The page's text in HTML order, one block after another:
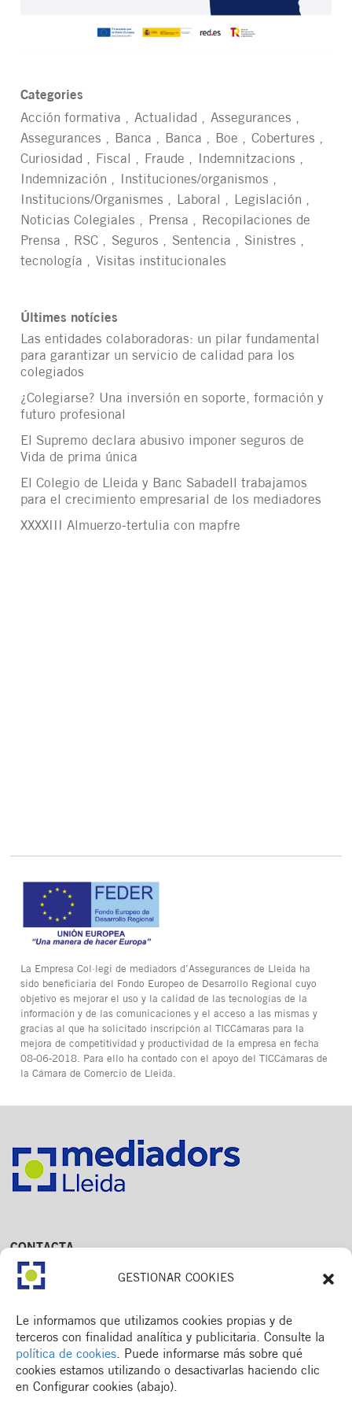
GESTIONAR COOKIES
Le informamos que utilizamos cookies propias y de
terceros con finalidad analítica y publicitaria. Consulte la
política de cookies. Puede informarse más sobre qué
cookies estamos utilizando o desactivarlas haciendo clic
en Configurar cookies (abajo).
Categories
Acción formativa
Actualidad
Assegurances
Assegurances
Banca Banca Boe
Cobertures
Curiosidad
Fiscal Fraude
Indemnitzacions
Indemnización
Instituciones/organismos
Institucions/Organismes
Laboral
Legislación
Noticias Colegiales
Prensa
Recopilaciones de
Prensa
RSC Seguros Sentencia
Sinistres
tecnología
Visitas institucionales
Últimes notícies
Las entidades colaboradoras: un pilar fundamental
para garantizar un servicio de calidad para los
colegiados
¿Colegiarse? Una inversión en soporte, formación y
futuro profesional
El Supremo declara abusivo imponer seguros de
Vida de prima única
El Colegio de Lleida y Banc Sabadell trabajamos
para el crecimiento empresarial de los mediadores
XXXXIII Almuerzo-tertulia con mapfre
La Empresa Col·legi de mediadors d’Assegurances de Lleida ha
sido beneficiaria del Fondo Europeo de Desarrollo Regional cuyo
objetivo es mejorar el uso y la calidad de las tecnologías de la
información y de las comunicaciones y el acceso a las mismas y
gracias al que ha solicitado inscripción al TICCámaras para la
mejora de competitividad y productividad de la empresa en fecha
08-06-2018. Para ello ha contado con el apoyo del TICCámaras de
la Cámara de Comercio de Lleida.
CONTACTA
Av. Dr. Fleming, 15,
2n. 1a
T. 973 245 133
M. 672 018 236